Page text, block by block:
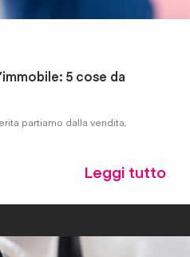
5 cose da
partiamo dalla vendita,
Leggi tutto